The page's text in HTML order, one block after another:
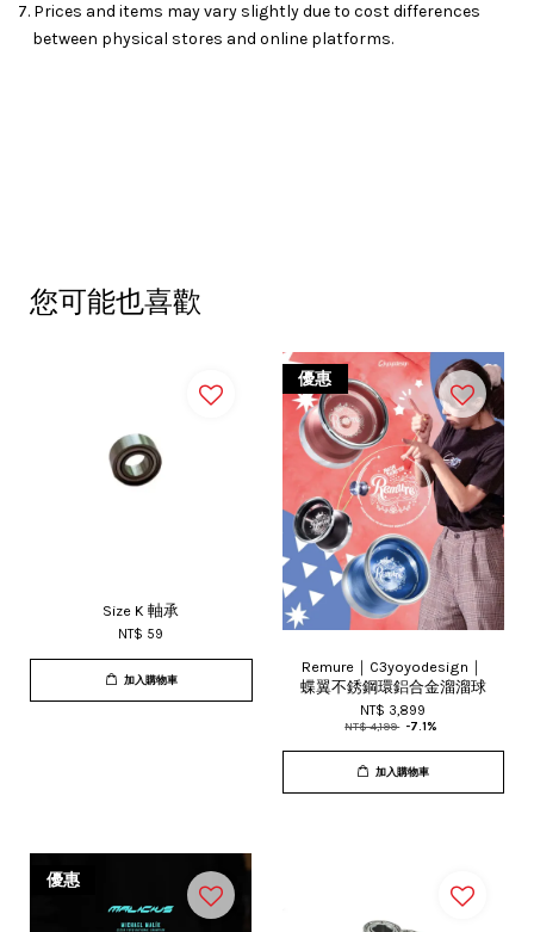
7. Prices and items may vary slightly due to cost differences
between physical stores and online platforms.
您可能也喜歡
Size K 軸承
NT$ 59
加入購物車
優惠
Remure｜C3yoyodesign｜
蝶翼不銹鋼環鋁合金溜溜球
NT$ 3,899
NT$ 4,199 -7.1%
加入購物車
優惠